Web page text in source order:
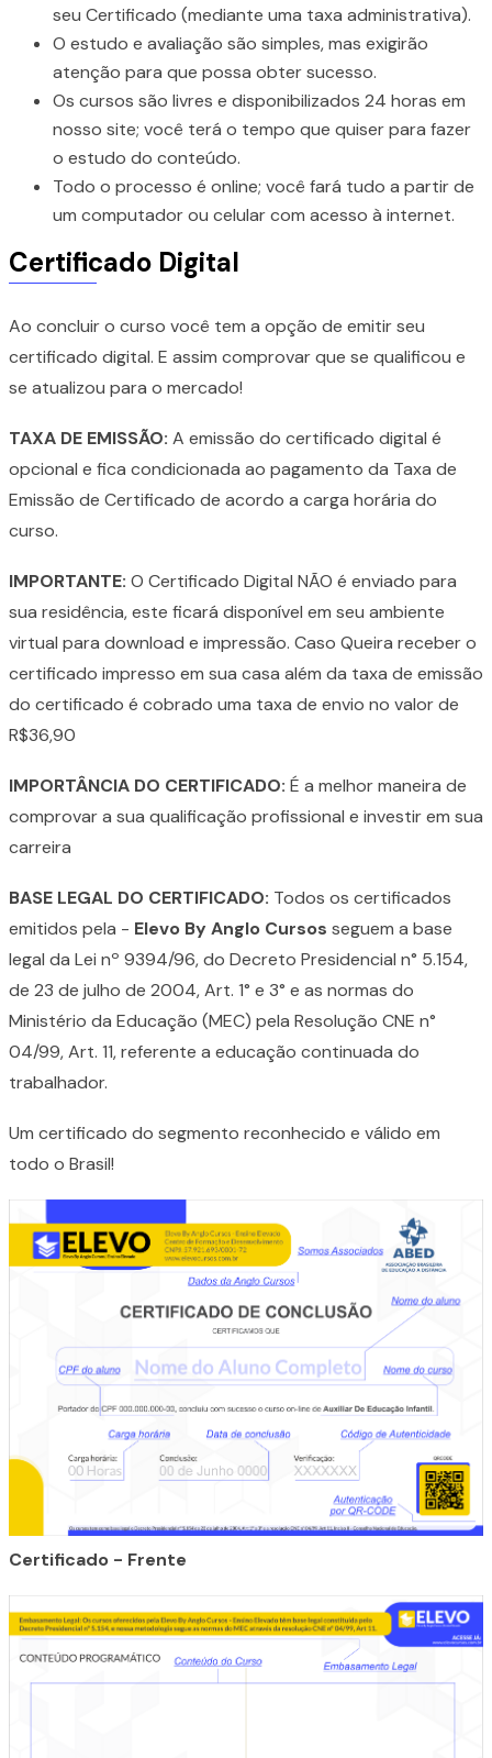
seu Certificado (mediante uma taxa administrativa).
O estudo e avaliação são simples, mas exigirão
atenção para que possa obter sucesso.
Os cursos são livres e disponibilizados 24 horas em
nosso site; você terá o tempo que quiser para fazer
o estudo do conteúdo.
Todo o processo é online; você fará tudo a partir de
um computador ou celular com acesso à internet.
Certificado Digital
Ao concluir o curso você tem a opção de emitir seu
certificado digital. E assim comprovar que se qualificou e
se atualizou para o mercado!
TAXA DE EMISSÃO: A emissão do certificado digital é
opcional e fica condicionada ao pagamento da Taxa de
Emissão de Certificado de acordo a carga horária do
curso.
IMPORTANTE: O Certificado Digital NÃO é enviado para
sua residência, este ficará disponível em seu ambiente
virtual para download e impressão. Caso Queira receber o
certificado impresso em sua casa além da taxa de emissão
do certificado é cobrado uma taxa de envio no valor de
R$36,90
IMPORTÂNCIA DO CERTIFICADO: É a melhor maneira de
comprovar a sua qualificação profissional e investir em sua
carreira
BASE LEGAL DO CERTIFICADO: Todos os certificados
emitidos pela - Elevo By Anglo Cursos seguem a base
legal da Lei nº 9394/96, do Decreto Presidencial n° 5.154,
de 23 de julho de 2004, Art. 1° e 3° e as normas do
Ministério da Educação (MEC) pela Resolução CNE n°
04/99, Art. 11, referente a educação continuada do
trabalhador.
Um certificado do segmento reconhecido e válido em
todo o Brasil!
Certificado - Frente